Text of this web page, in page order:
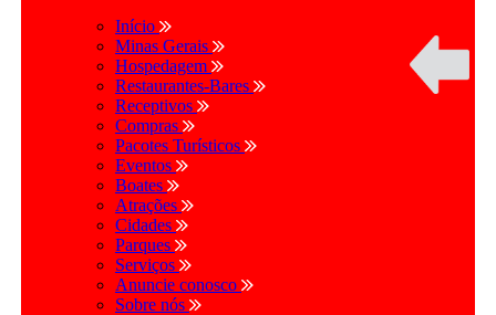
Início
Minas Gerais
Hospedagem
Restaurantes-Bares
Receptivos
Compras
Pacotes Turísticos
Eventos
Boates
Atrações
Cidades
Parques
Serviços
Anuncie conosco
Sobre nós